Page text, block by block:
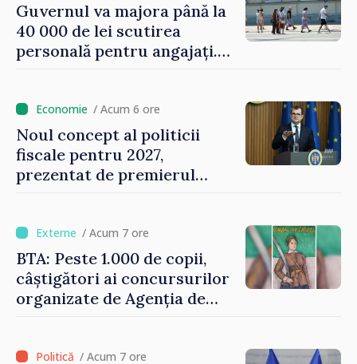
Guvernul va majora până la
40 000 de lei scutirea
personală pentru angajați.
oamenilor”/ Acum 6 ore
Noul concept al politicii
fiscale pentru 2027,
prezentat de premierul
investițiile, taxăm viciile și
echilibrăm taxarea
consumului”
/ Acum 7 ore
BTA: Peste 1.000 de copii,
câștigători ai concursurilor
organizate de Agenția de
/ Acum 7 ore